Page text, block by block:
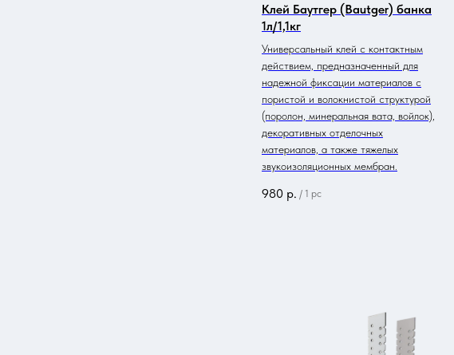
Клей Баутгер (Bautger) банка
1л/1,1кг
Универсальный клей с контактным
действием, предназначенный для
надежной фиксации материалов с
пористой и волокнистой структурой
(поролон, минеральная вата, войлок),
декоративных отделочных
материалов, а также тяжелых
звукоизоляционных мембран.
980 р. / 1 pc